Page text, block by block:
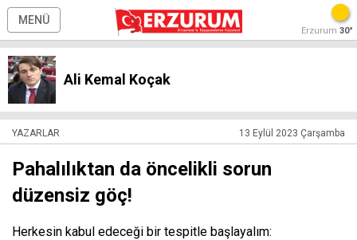
MENÜ
Erzurum 30°
Ali Kemal Koçak
YAZARLAR 13 Eylül 2023 Çarşamba
Pahalılıktan da öncelikli sorun
düzensiz göç!
Herkesin kabul edeceği bir tespitle başlayalım: